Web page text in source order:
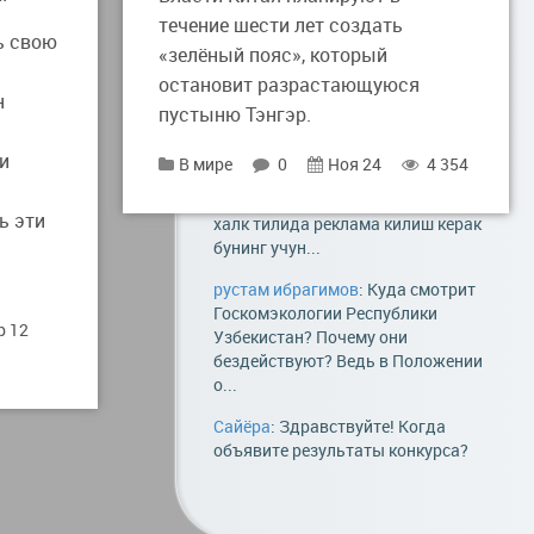
общества: http://strategy.rf.gd
strateg: Все подобные расчёты
имеют достаточно большую
погрешность. Когда речь идёт о
Мухаммадбобур Султанов : Кишлок
халк тилида реклама килиш керак
бунинг учун...
рустам ибрагимов: Куда смотрит
Госкомэкологии Республики
Узбекистан? Почему они
бездействуют? Ведь в Положении
о...
Сайёра: Здравствуйте! Когда
объявите результаты конкурса?
свою
эти
12
течение шести лет создать
«зелёный пояс», который
остановит разрастающуюся
пустыню Тэнгэр.
В мире 0 Ноя 24 4 354